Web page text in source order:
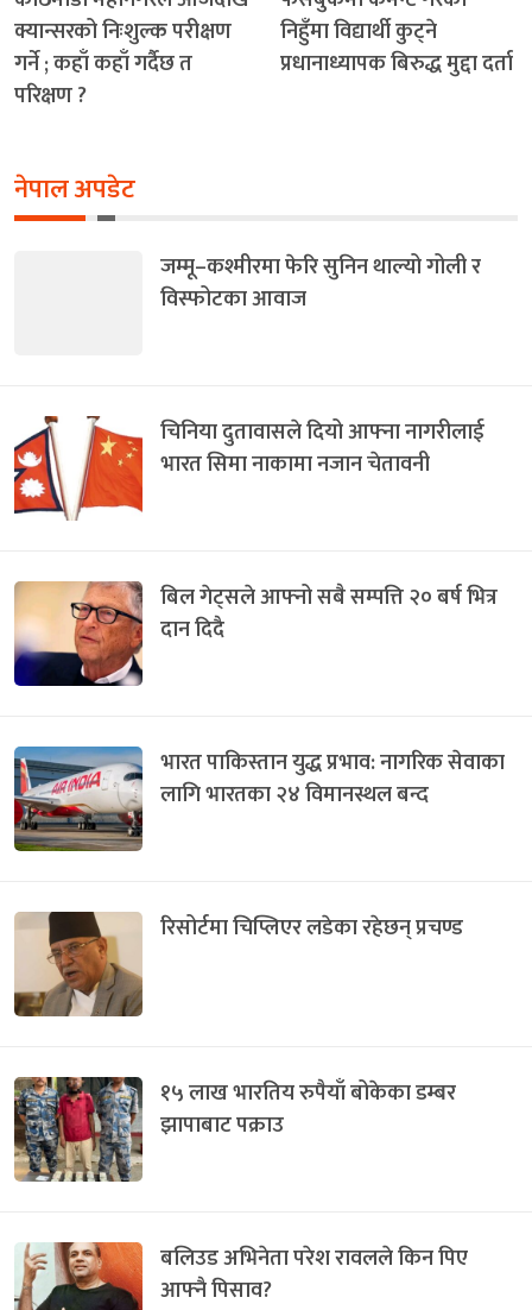
क्यान्सरको निःशुल्क परीक्षण
गर्ने ; कहाँ कहाँ गर्दैछ त
परिक्षण ?
निहुँमा विद्यार्थी कुट्ने
प्रधानाध्यापक बिरुद्ध मुद्दा दर्ता
नेपाल अपडेट
जम्मू–कश्मीरमा फेरि सुनिन थाल्यो गोली र
विस्फोटका आवाज
चिनिया दुतावासले दियो आफ्ना नागरीलाई
भारत सिमा नाकामा नजान चेतावनी
बिल गेट्सले आफ्नो सबै सम्पत्ति २० बर्ष भित्र
दान दिदै
भारत पाकिस्तान युद्ध प्रभाव: नागरिक सेवाका
लागि भारतका २४ विमानस्थल बन्द
रिसोर्टमा चिप्लिएर लडेका रहेछन् प्रचण्ड
१५ लाख भारतिय रुपैयाँ बोकेका डम्बर
झापाबाट पक्राउ
बलिउड अभिनेता परेश रावलले किन पिए
आफ्नै पिसाव?